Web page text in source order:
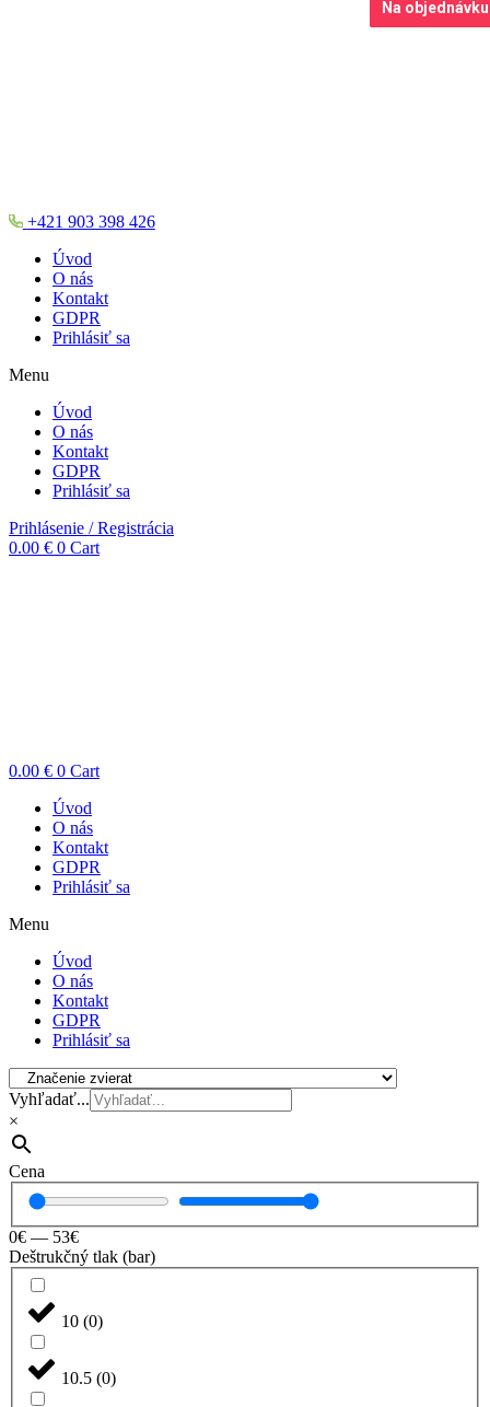
+421 903 398 426
Úvod
O nás
Kontakt
GDPR
Prihlásiť sa
Menu
Úvod
O nás
Kontakt
GDPR
Prihlásiť sa
Prihlásenie / Registrácia
0.00 € 0 Cart
0.00 € 0 Cart
Úvod
O nás
Kontakt
GDPR
Prihlásiť sa
Menu
Úvod
O nás
Kontakt
GDPR
Prihlásiť sa
Vyhľadať...
×
Cena
0€ — 53€
Deštrukčný tlak (bar)
10 (0)
10.5 (0)
Na objednávku
Na objednávku
Na objednávku
Na objednávku